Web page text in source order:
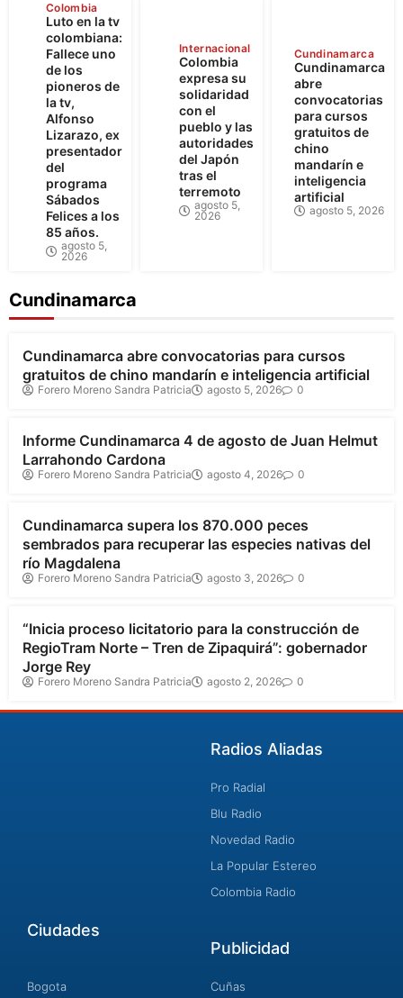
Colombia
Luto en la tv
colombiana:
Fallece uno
de los
pioneros de
la tv,
Alfonso
Lizarazo, ex
presentador
del
programa
Sábados
Felices a los
85 años.
agosto 5,
2026
Internacional
Colombia
expresa su
solidaridad
con el
pueblo y las
autoridades
del Japón
tras el
terremoto
agosto 5,
2026
Cundinamarca
Cundinamarca
abre
convocatorias
para cursos
gratuitos de
chino
mandarín e
inteligencia
artificial
agosto 5, 2026
Cundinamarca
Cundinamarca
Cundinamarca abre convocatorias para cursos
gratuitos de chino mandarín e inteligencia artificial
Forero Moreno Sandra Patricia agosto 5, 2026 0
Cundinamarca
Informe Cundinamarca 4 de agosto de Juan Helmut
Larrahondo Cardona
Forero Moreno Sandra Patricia agosto 4, 2026 0
Cundinamarca
Cundinamarca supera los 870.000 peces
sembrados para recuperar las especies nativas del
río Magdalena
Forero Moreno Sandra Patricia agosto 3, 2026 0
Cundinamarca
“Inicia proceso licitatorio para la construcción de
RegioTram Norte – Tren de Zipaquirá”: gobernador
Jorge Rey
Forero Moreno Sandra Patricia agosto 2, 2026 0
Radios Aliadas
Pro Radial
Blu Radio
Novedad Radio
La Popular Estereo
Colombia Radio
Ciudades
Bogota
Publicidad
Cuñas